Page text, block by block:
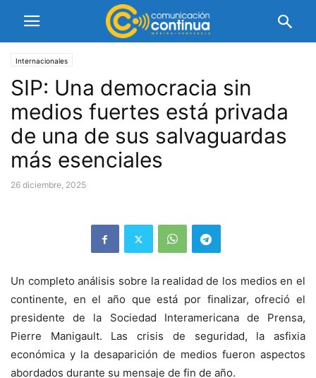
Internacionales
SIP: Una democracia sin
medios fuertes está privada
de una de sus salvaguardas
más esenciales
26 diciembre, 2025
Un completo análisis sobre la realidad de los medios en el
continente, en el año que está por finalizar, ofreció el
presidente de la Sociedad Interamericana de Prensa,
Pierre Manigault. Las crisis de seguridad, la asfixia
económica y la desaparición de medios fueron aspectos
abordados durante su mensaje de fin de año.